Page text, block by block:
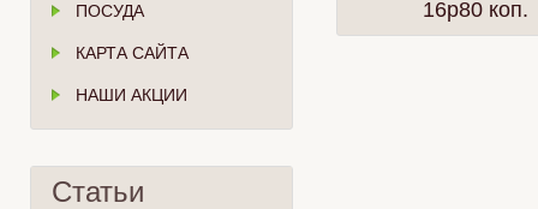
ПОСУДА
КАРТА САЙТА
НАШИ АКЦИИ
Статьи
16p80 коп.